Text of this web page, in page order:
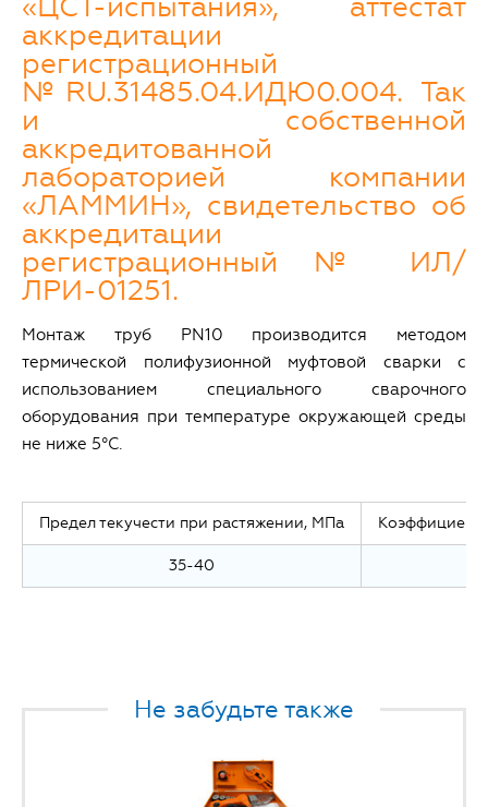
аккредитации
регистрационный
№RU.31485.04.ИДЮ0.004. Так
и собственной
аккредитованной
лабораторией компании
«ЛАММИН», свидетельство об
аккредитации
регистрационный № ИЛ/
ЛРИ-01251.
Монтаж труб PN10 производится методом
термической полифузионной муфтовой сварки с
использованием специального сварочного
оборудования при температуре окружающей среды
не ниже 5°С.
Предел текучести при растяжении, МПа Коэффициент
35-40
Не забудьте также